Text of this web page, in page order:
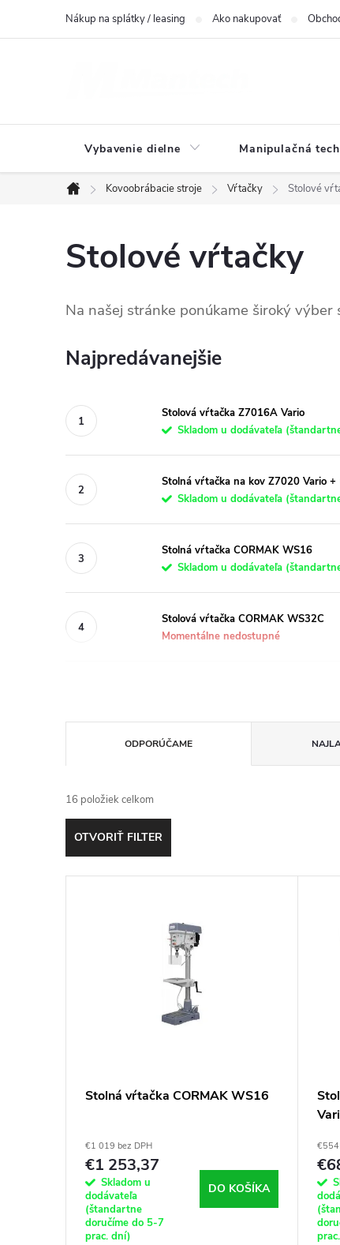
Nákup na splátky / leasing Ako nakupovať
Vybavenie dielne Manipulačná
Domov
Kovoobrábacie stroje Vŕtačky Stolové
Stolové vŕtačky
Na našej stránke ponúkame široký výber
Najpredávanejšie
Stolová vŕtačka Z7016A Vario
Skladom u dodávateľa
Stolná vŕtačka na kov Z7020 Vario
Skladom u dodávateľa
Stolná vŕtačka CORMAK WS16
Skladom u dodávateľa
Stolová vŕtačka CORMAK WS32C
Momentálne nedostupné
a
d
e
ODPORÚČAME
16 položiek celkom
OTVORIŤ FILTER
Stolná vŕtačka CORMAK WS16
€1 019 bez DPH
€1 253,37
Skladom u
dodávateľa
(štandartne
doručíme do 5-7
prac. dní)
DO KOŠÍKA
€554